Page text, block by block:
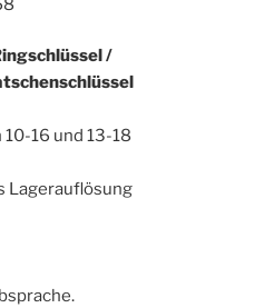
/
16 und 13-18
Lagerauflösung